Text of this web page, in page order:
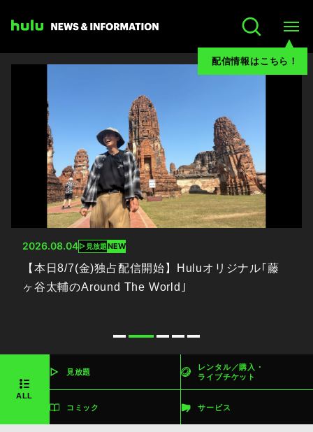
配信情報はこちら！
2026.08.04 見放題NEW
【本日8/7(金)独占配信開始】Huluオリジナル｢藤
ヶ谷太輔のAround The World｣
ALL
見放題
レンタル／購入・
ライブチケット
コミック サービス